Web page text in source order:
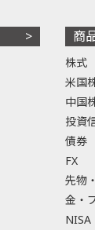
商
株式
米国
中国
投資
債券
FX
先物
金・
NISA